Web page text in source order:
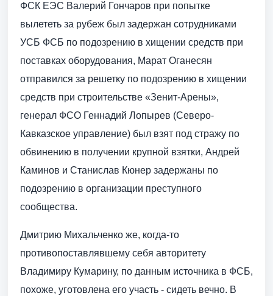
ФСК ЕЭС Валерий Гончаров при попытке
вылететь за рубеж был задержан сотрудниками
УСБ ФСБ по подозрению в хищении средств при
поставках оборудования, Марат Оганесян
отправился за решетку по подозрению в хищении
средств при строительстве «Зенит-Арены»,
генерал ФСО Геннадий Лопырев (Северо-
Кавказское управление) был взят под стражу по
обвинению в получении крупной взятки, Андрей
Каминов и Станислав Кюнер задержаны по
подозрению в организации преступного
сообщества.
Дмитрию Михальченко же, когда-то
противопоставлявшему себя авторитету
Владимиру Кумарину, по данным источника в ФСБ,
похоже, уготовлена его участь - ​сидеть вечно. В